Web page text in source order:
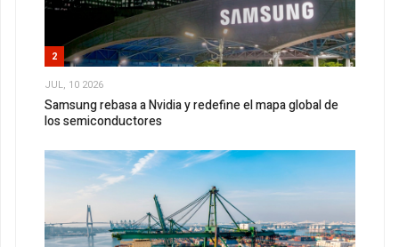
2
JUL, 10 2026
Samsung rebasa a Nvidia y redefine el mapa global de
los semiconductores